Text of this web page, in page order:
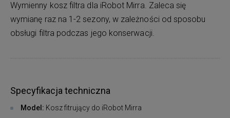
Wymienny kosz filtra dla iRobot Mirra. Zaleca się
wymianę raz na 1-2 sezony, w zależności od sposobu
obsługi filtra podczas jego konserwacji.
Specyfikacja techniczna
Model: Kosz fitrujący do iRobot Mirra